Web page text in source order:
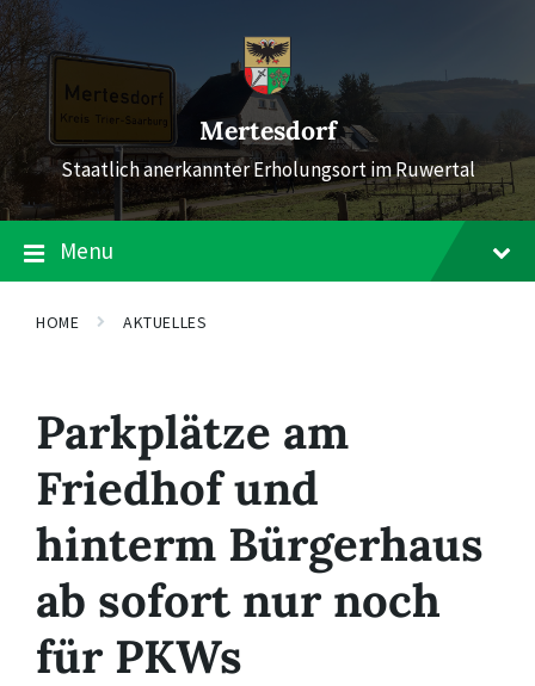
Skip
to
content
Skip
to
main
navigation
Skip
to
footer
Mertesdorf
Staatlich anerkannter Erholungsort im Ruwertal
Menu
HOME AKTUELLES
Parkplätze am
Friedhof und
hinterm Bürgerhaus
ab sofort nur noch
für PKWs